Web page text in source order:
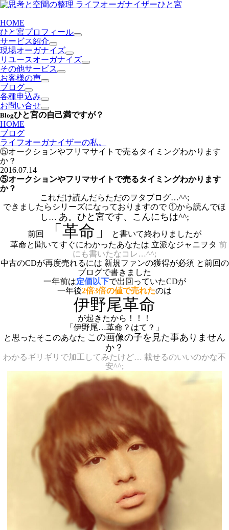
HOME
ひと宮プロフィール
サービス紹介
現場オーガナイズ
リユースオーガナイズ
その他サービス
お客様の声
ブログ
各種申込み
お問い合せ
Blogひと宮の自己満ですが？
HOME
ブログ
ライフオーガナイザーの私。
⑤オークションやフリマサイトで売るタイミングわかります
か？
2016.07.14
⑤オークションやフリマサイトで売るタイミングわかります
か？
これだけ読んだらただのヲタブログ…^^;
できましたらシリーズになっておりますので ①から読んでほ
し… あ。ひと宮です、こんにちは^^;
前回 「革命」
と書いて終わりましたが
革命と聞いてすぐにわかったあなたは 立派なジャニヲタ 前
にも書いたなコレ…^^;
中古のCDが再度売れるには 新規ファンの獲得が必須 と前回の
ブログで書きました
一年前は定価以下で出回っていたCDが
一年後2倍3倍の値で売れたのは
伊野尾革命
が起きたから！！！
「伊野尾…革命？はて？」
と思ったそこのあなた この画像の子を見た事ありません
か？
わかるギリギリで加工してみたけど… 載せるのいいのかな不
安^^;